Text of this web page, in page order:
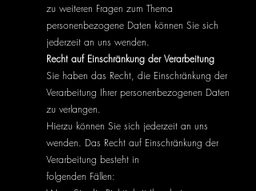
zu weiteren Fragen zum Thema
personenbezogene Daten können Sie sich
jederzeit an uns wenden.
Recht auf Einschränkung der Verarbeitung
Sie haben das Recht, die Einschränkung der
Verarbeitung Ihrer personenbezogenen Daten
zu verlangen.
Hierzu können Sie sich jederzeit an uns
wenden. Das Recht auf Einschränkung der
Verarbeitung besteht in
folgenden Fällen: